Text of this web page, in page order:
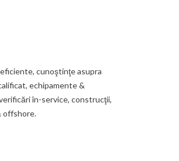
cunoştinţe asupra
echipamente &
în-service, construcţii,
offshore.